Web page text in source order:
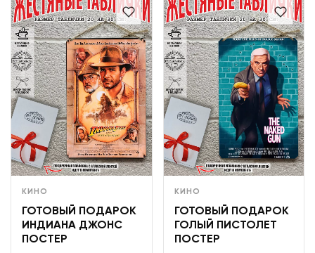
КИНО
ГОТОВЫЙ ПОДАРОК
ИНДИАНА ДЖОНС
ПОСТЕР
КИНО
ГОТОВЫЙ ПОДАРОК
ГОЛЫЙ ПИСТОЛЕТ
ПОСТЕР